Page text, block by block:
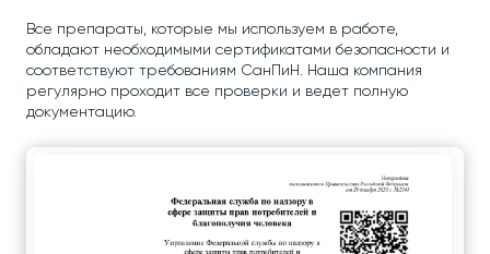
Все препараты, которые мы используем в работе,
обладают необходимыми сертификатами безопасности и
соответствуют требованиям СанПиН. Наша компания
регулярно проходит все проверки и ведет полную
документацию.